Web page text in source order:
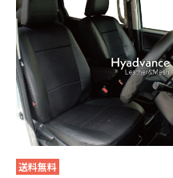
送料無料